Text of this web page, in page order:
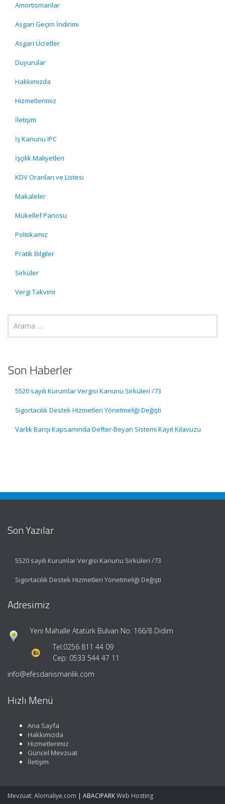
Amortismanlar
Asgari Geçim İndirimi
Asgari Ücretler
Duyurular
Hakkımızda
Hizmetlerimiz
İletişim
İş Kanunu IPC
İşçilik Maliyetleri
KDV Oranları ve Listesi
Makaleler
Mükellef Panosu
Politikamız
Pratik Bilgiler
Sirküler
Vergi Takvimi
Son Haberler
5520 sayılı Kurumlar Vergisi Kanunu Sirküleri /73
Sigortacılık Destek Hizmetleri Yönetmeliği Değişti
Varlık Barışı Kapsamında Defter-Beyan Sistemi Kayıt Kılavuzu
Son Yazılar
5520 sayılı Kurumlar Vergisi Kanunu Sirküleri /73
Sigortacılık Destek Hizmetleri Yönetmeliği Değişti
Adresimiz
Yeni Mahalle Atatürk Bulvarı No: 166/8 Didim
Tel:0256 811 44 09
Cep: 0533 544 47 11
info@efesdanismanlik.com
Hızlı Menü
Ana Sayfa
Hakkımızda
Hizmetlerimiz
Güncel Mevzuat
İletişim
Mevzuat: Alomaliye.com | ABACIPARKWeb Hosting